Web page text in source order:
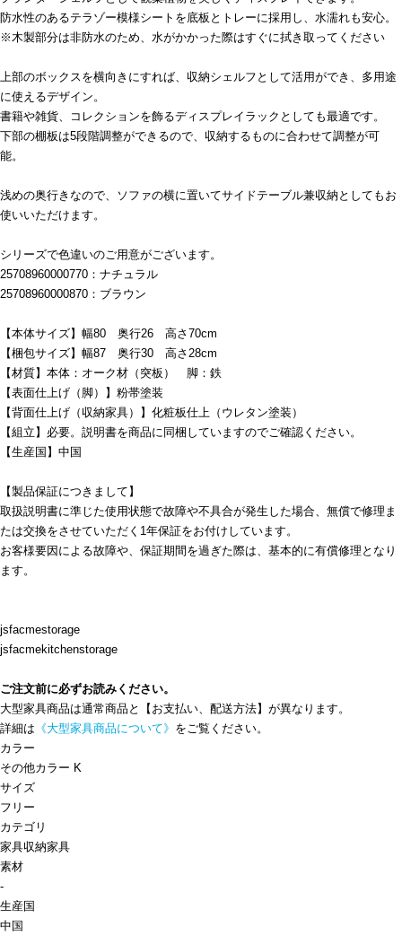
防水性のあるテラゾー模様シートを底板とトレーに採用し、水濡れも安心。
※木製部分は非防水のため、水がかかった際はすぐに拭き取ってください
上部のボックスを横向きにすれば、収納シェルフとして活用ができ、多用途
に使えるデザイン。
書籍や雑貨、コレクションを飾るディスプレイラックとしても最適です。
下部の棚板は5段階調整ができるので、収納するものに合わせて調整が可
能。
浅めの奥行きなので、ソファの横に置いてサイドテーブル兼収納としてもお
使いいただけます。
シリーズで色違いのご用意がございます。
25708960000770：ナチュラル
25708960000870：ブラウン
【本体サイズ】幅80 奥行26 高さ70cm
【梱包サイズ】幅87 奥行30 高さ28cm
【材質】本体：オーク材（突板） 脚：鉄
【表面仕上げ（脚）】粉帯塗装
【背面仕上げ（収納家具）】化粧板仕上（ウレタン塗装）
【組立】必要。説明書を商品に同梱していますのでご確認ください。
【生産国】中国
【製品保証につきまして】
取扱説明書に準じた使用状態で故障や不具合が発生した場合、無償で修理ま
たは交換をさせていただく1年保証をお付けしています。
お客様要因による故障や、保証期間を過ぎた際は、基本的に有償修理となり
ます。
jsfacmestorage
jsfacmekitchenstorage
ご注文前に必ずお読みください。
大型家具商品は通常商品と【お支払い、配送方法】が異なります。
詳細は 《大型家具商品について》 をご覧ください。
カラー
その他カラー K
サイズ
フリー
カテゴリ
家具収納家具
素材
-
生産国
中国